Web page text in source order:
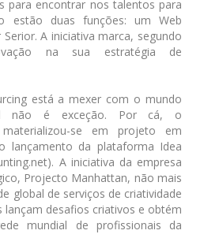
para encontrar nos talentos para
estão duas funções: um Web
A iniciativa marca, segundo
na sua estratégia de
está a mexer com o mundo
não é exceção. Por cá, o
se em projeto em
lançamento da plataforma Idea
A iniciativa da empresa
Projecto Manhattan, não mais
global de serviços de criatividade
lançam desafios criativos e obtém
mundial de profissionais da